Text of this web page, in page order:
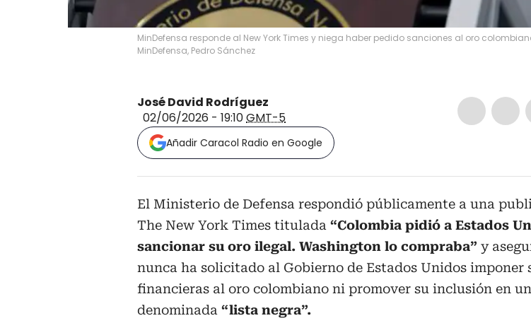
MinDefensa responde al New York Times y niega haber pedido sanciones al oro
MinDefensa, Pedro Sánchez
José David Rodríguez
02/06/2026 - 19:10GMT-5
Añadir Caracol Radio en Google
El Ministerio de Defensa respondió públicamente a una
The New York Times titulada “Colombia pidió a Estados
sancionar su oro ilegal. Washington lo compraba” y
nunca ha solicitado al Gobierno de Estados Unidos imponer
financieras al oro colombiano ni promover su inclusión en
denominada “lista negra”.